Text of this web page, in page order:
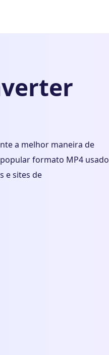
a melhor maneira de
formato MP4 usado
e sites de